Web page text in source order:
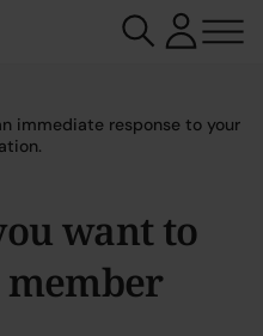
immediate response to your
want to
member